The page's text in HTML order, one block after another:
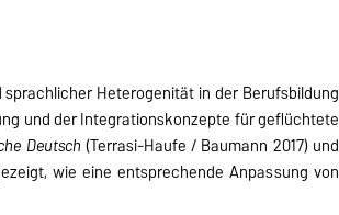
Heterogenität in der Berufsbildung
und der Integrationskonzepte für geflüchtete
Deutsch (Terrasi-Haufe / Baumann 2017) und
wie eine entsprechende Anpassung von